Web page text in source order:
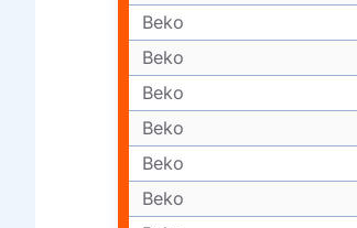
Beko
Beko
Beko
Beko
Beko
Beko